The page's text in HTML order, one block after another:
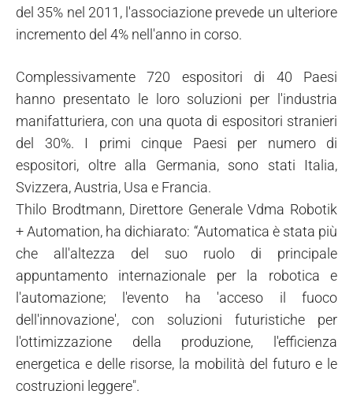
del 35% nel 2011, l'associazione prevede un ulteriore
incremento del 4% nell'anno in corso.
Complessivamente 720 espositori di 40 Paesi
hanno presentato le loro soluzioni per l'industria
manifatturiera, con una quota di espositori stranieri
del 30%. I primi cinque Paesi per numero di
espositori, oltre alla Germania, sono stati Italia,
Svizzera, Austria, Usa e Francia.
Thilo Brodtmann, Direttore Generale Vdma Robotik
+ Automation, ha dichiarato: “Automatica è stata più
che all'altezza del suo ruolo di principale
appuntamento internazionale per la robotica e
l'automazione; l'evento ha 'acceso il fuoco
dell'innovazione', con soluzioni futuristiche per
l'ottimizzazione della produzione, l'efficienza
energetica e delle risorse, la mobilità del futuro e le
costruzioni leggere".